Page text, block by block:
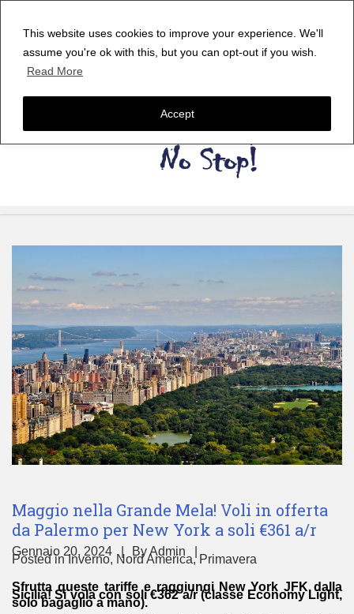
This website uses cookies to improve your experience. We'll
assume you're ok with this, but you can opt-out if you wish.
Read More
Accept
Maggio nella Grande Mela! Voli in offerta
da Palermo per New York a soli €361 a/r
Gennaio 20, 2024 ByAdmin
Posted inInverno, Nord America, Primavera
Sfrutta queste tariffe e raggiungi New York JFK dalla
Sicilia! Si vola con soli €362 a/r (classe Economy Light,
solo bagaglio a mano).